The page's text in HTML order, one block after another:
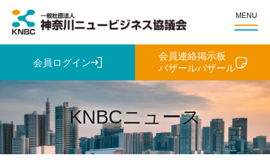
MENU
会員ログイン
会員連絡掲示板
バザールバザール
KNBCニュース